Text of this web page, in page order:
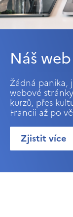
Náš
Žádná panika,
webové
kurzů, přes
Francii až po
Zjistit více